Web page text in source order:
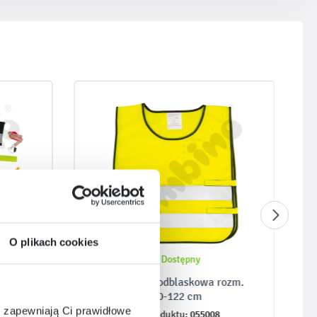
O plikach cookies
Ci prawidłowe
Dostępny
Kamizelka odblaskowa rozm.
110-122 cm
Kod produktu:055008